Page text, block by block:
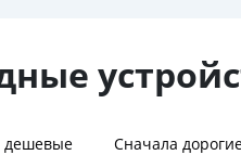
дешевые Сначала